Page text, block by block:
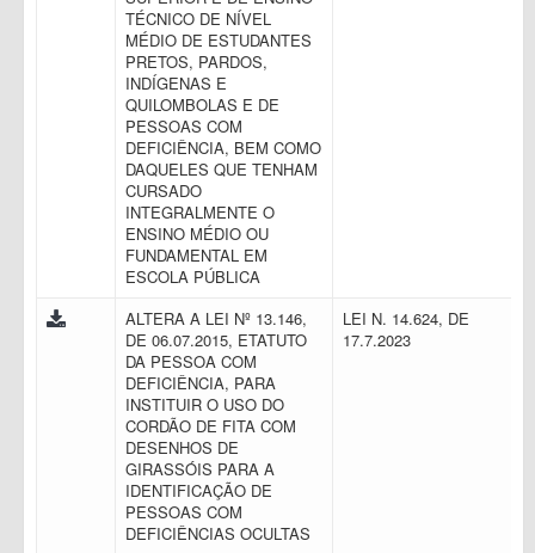
TÉCNICO DE NÍVEL
MÉDIO DE ESTUDANTES
PRETOS, PARDOS,
INDÍGENAS E
QUILOMBOLAS E DE
PESSOAS COM
DEFICIÊNCIA, BEM COMO
DAQUELES QUE TENHAM
CURSADO
INTEGRALMENTE O
ENSINO MÉDIO OU
FUNDAMENTAL EM
ESCOLA PÚBLICA
ALTERA A LEI Nº 13.146,
DE 06.07.2015, ETATUTO
DA PESSOA COM
DEFICIÊNCIA, PARA
INSTITUIR O USO DO
CORDÃO DE FITA COM
DESENHOS DE
GIRASSÓIS PARA A
IDENTIFICAÇÃO DE
PESSOAS COM
DEFICIÊNCIAS OCULTAS
LEI N. 14.624, DE
17.7.2023